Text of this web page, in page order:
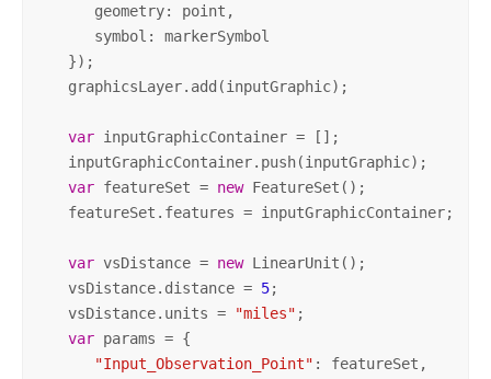
      geometry: point,
      symbol: markerSymbol
   });
   graphicsLayer.add(inputGraphic);
var inputGraphicContainer = [];
   inputGraphicContainer.push(inputGraphic);
var featureSet = new FeatureSet();
   featureSet.features = inputGraphicContainer;
var vsDistance = new LinearUnit();
   vsDistance.distance =
5;
   vsDistance.units =
"miles" ;
var params = {
"Input_Observation_Point" : featureSet,